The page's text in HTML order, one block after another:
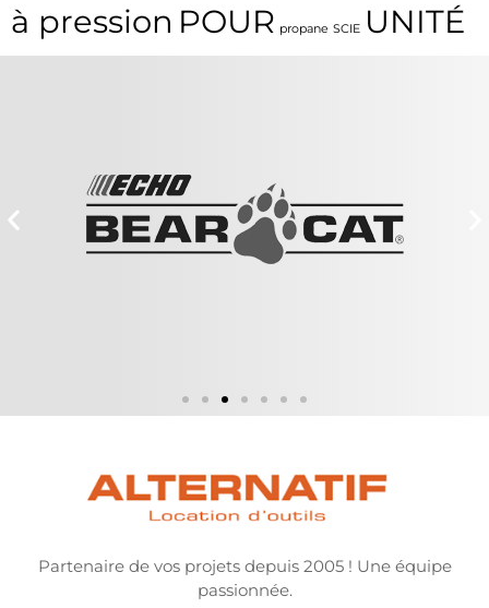
à pression POUR propane SCIE UNITÉ
Partenaire de vos projets depuis 2005 ! Une équipe
passionnée.